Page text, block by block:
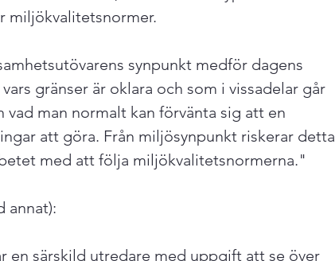
miljökvalitetsnormer.
synpunkt medför dagens
gränser är oklara och som i vissadelar går
man normalt kan förvänta sig att en
att göra. Från miljösynpunkt riskerar detta
med att följa miljökvalitetsnormerna."
annat):
en särskild utredare med uppgift att se över